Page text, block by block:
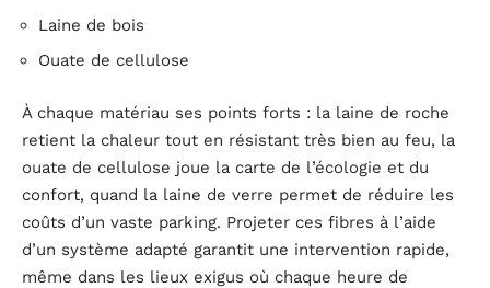
Laine de bois
Ouate de cellulose
À chaque matériau ses points forts : la laine de roche
retient la chaleur tout en résistant très bien au feu, la
ouate de cellulose joue la carte de l’écologie et du
confort, quand la laine de verre permet de réduire les
coûts d’un vaste parking. Projeter ces fibres à l’aide
d’un système adapté garantit une intervention rapide,
même dans les lieux exigus où chaque heure de